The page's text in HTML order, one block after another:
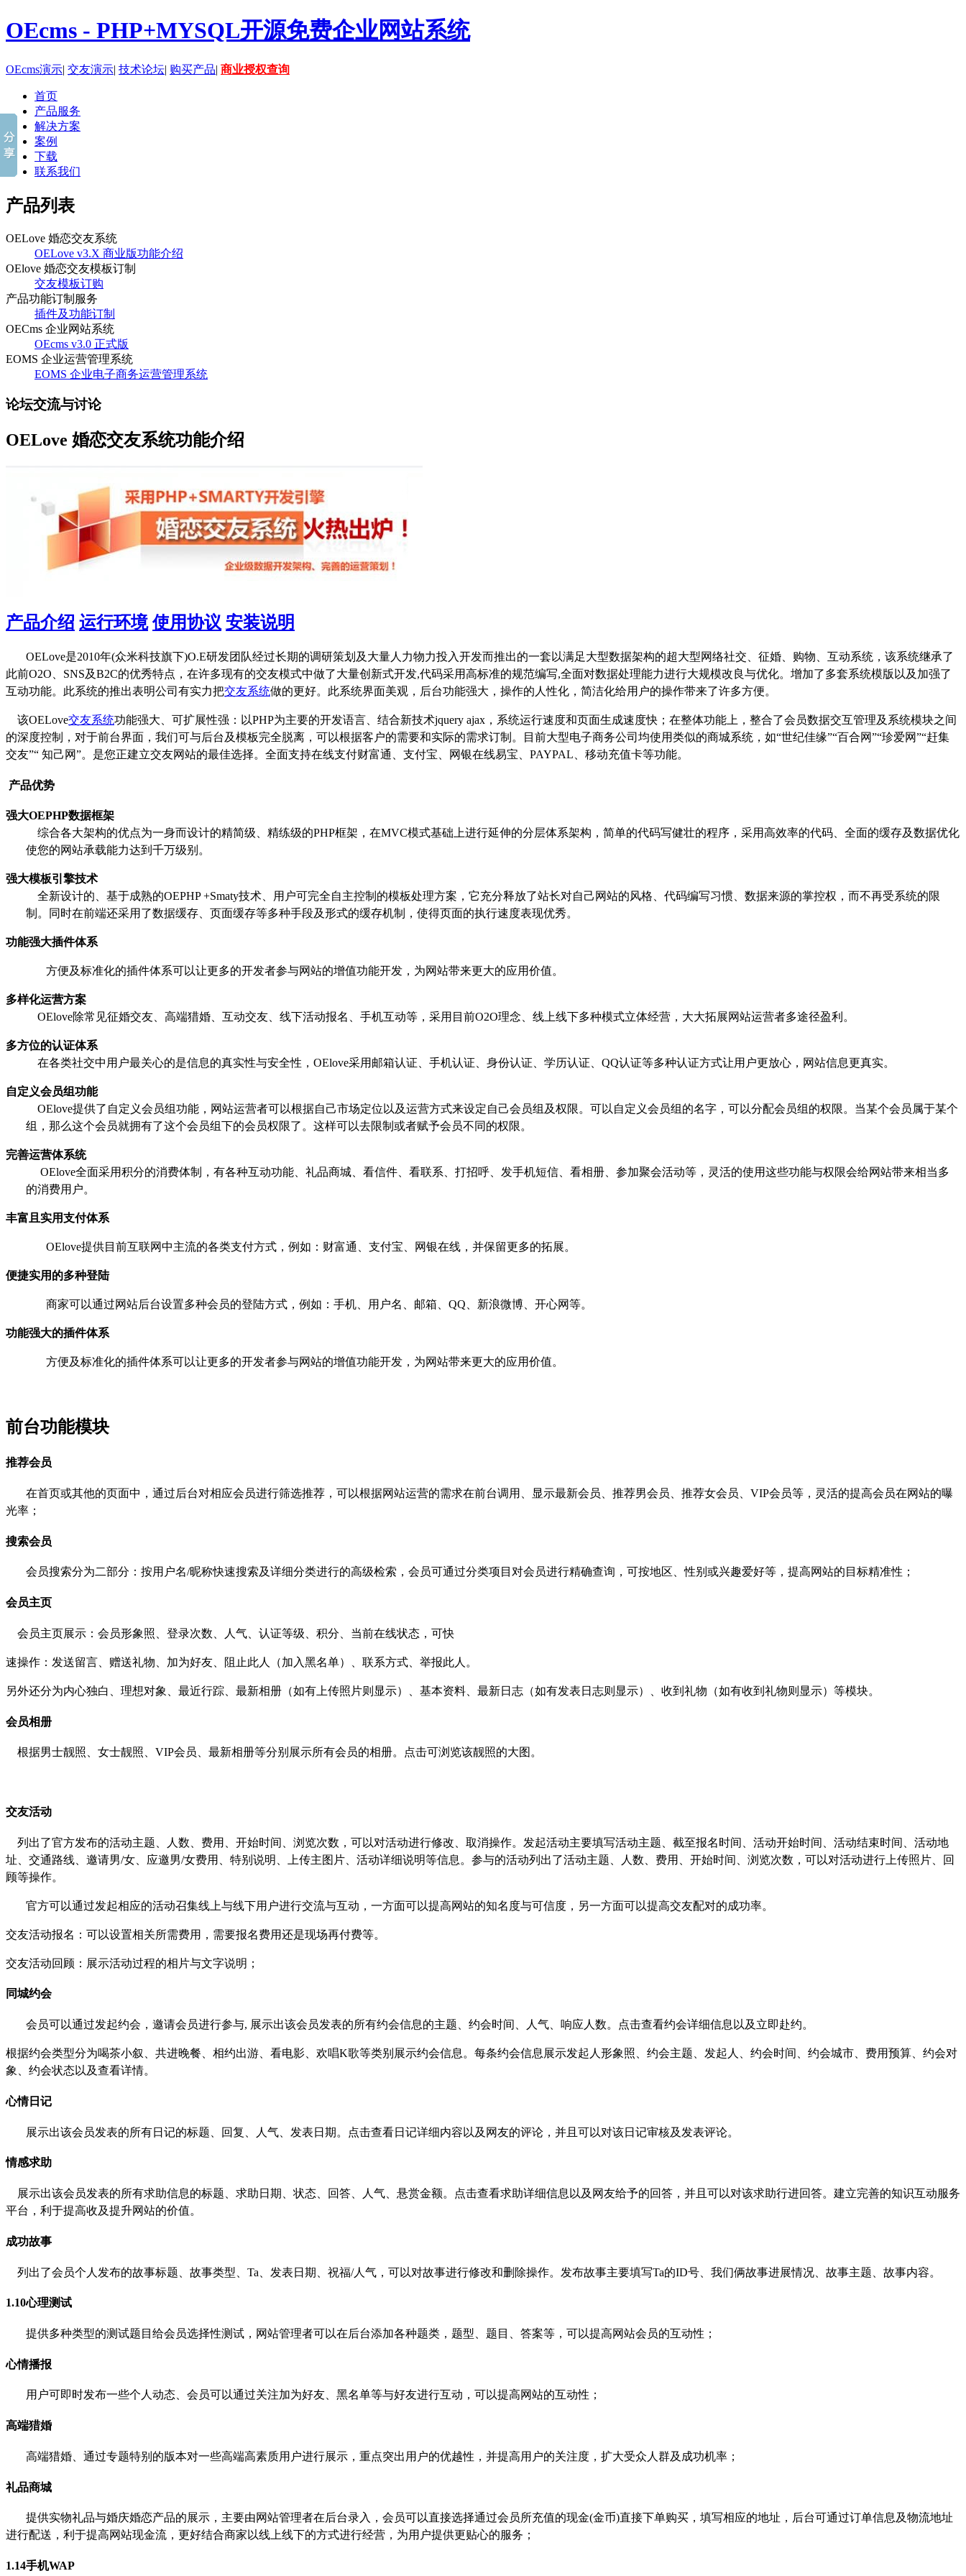
OEcms - PHP+MYSQL开源免费企业网站系统
OEcms演示| 交友演示| 技术论坛| 购买产品| 商业授权查询
首页
产品服务
解决方案
案例
下载
联系我们
产品列表
OELove 婚恋交友系统
OELove v3.X 商业版功能介绍
OElove 婚恋交友模板订制
交友模板订购
产品功能订制服务
插件及功能订制
OECms 企业网站系统
OEcms v3.0 正式版
EOMS 企业运营管理系统
EOMS 企业电子商务运营管理系统
论坛交流与讨论
OELove 婚恋交友系统功能介绍
产品介绍 运行环境 使用协议 安装说明
OELove是2010年(众米科技旗下)O.E研发团队经过长期的调研策划及大量人力物力投入开发而推出的一套以满足大型数据架构的超大型网络社交、征婚、购物、互动系统，该系统继承了
此前O2O SNS及B2C的优秀特点，在许多现有的交友模式中做了大量创新式开发,代码采用高标准的规范编写,全面对数据处理能力进行大规模改良与优化。增加了多套系统模版以及加强了
互动功能。此系统的推出表明公司有实力把交友系统做的更好。此系统界面美观，后台功能强大，操作的人性化，简洁化给用户的操作带来了许多方便。
该OELove交友系统功能强大、可扩展性强：以PHP为主要的开发语言、结合新技术jquery ajax ，系统运行速度和页面生成速度快；在整体功能上，整合了会员数据交互管理及系统模块之间
的深度控制，对于前台界面，我们可与后台及模板完全脱离，可以根据客户的需要和实际的需求订制。目前大型电子商务公司均使用类似的商城系统，如“世纪佳缘”“百合网”“珍爱网”“赶集
交友”“ 知己网”。是您正建立交友网站的最佳选择。全面支持在线支付财富通、支付宝、网银在线易宝、 PAYPAL 、移动充值卡等功能。
产品优势
强大OEPHP数据框架
综合各大架构的优点为一身而设计的精简级、精练级的PHP框架，在MVC模式基础上进行延伸的分层体系架构，简单的代码写健壮的程序，采用高效率的代码、全面的缓存及数据优化
使您的网站承载能力达到千万级别。
强大模板引擎技术
全新设计的、基于成熟的OEPHP +Smaty技术、用户可完全自主控制的模板处理方案，它充分释放了站长对自己网站的风格、代码编写习惯、数据来源的掌控权，而不再受系统的限
制。同时在前端还采用了数据缓存、页面缓存等多种手段及形式的缓存机制，使得页面的执行速度表现优秀。
功能强大插件体系
方便及标准化的插件体系可以让更多的开发者参与网站的增值功能开发，为网站带来更大的应用价值。
多样化运营方案
OElove除常见征婚交友、高端猎婚、互动交友、线下活动报名、手机互动等，采用目前O2O理念、线上线下多种模式立体经营，大大拓展网站运营者多途径盈利。
多方位的认证体系
在各类社交中用户最关心的是信息的真实性与安全性， OElove采用邮箱认证、手机认证、身份认证、学历认证、 QQ认证等多种认证方式让用户更放心，网站信息更真实。
自定义会员组功能
OElove提供了自定义会员组功能，网站运营者可以根据自己市场定位以及运营方式来设定自己会员组及权限。可以自定义会员组的名字，可以分配会员组的权限。当某个会员属于某个
组，那么这个会员就拥有了这个会员组下的会员权限了。这样可以去限制或者赋予会员不同的权限。
完善运营体系统
OElove全面采用积分的消费体制，有各种互动功能、礼品商城、看信件、看联系、打招呼、发手机短信、看相册、参加聚会活动等，灵活的使用这些功能与权限会给网站带来相当多
的消费用户。
丰富且实用支付体系
OElove提供目前互联网中主流的各类支付方式，例如：财富通、支付宝、网银在线，并保留更多的拓展。
便捷实用的多种登陆
商家可以通过网站后台设置多种会员的登陆方式，例如：手机、用户名、邮箱、 QQ、新浪微博、开心网等。
功能强大的插件体系
方便及标准化的插件体系可以让更多的开发者参与网站的增值功能开发，为网站带来更大的应用价值。
前台功能模块
推荐会员
在首页或其他的页面中，通过后台对相应会员进行筛选推荐，可以根据网站运营的需求在前台调用、显示最新会员、推荐男会员、推荐女会员、 VIP会员等，灵活的提高会员在网站的曝
光率；
搜索会员
会员搜索分为二部分：按用户名/昵称快速搜索及详细分类进行的高级检索，会员可通过分类项目对会员进行精确查询，可按地区、性别或兴趣爱好等，提高网站的目标精准性；
会员主页
会员主页展示：会员形象照、登录次数、人气、认证等级、积分、当前在线状态，可快
速操作：发送留言、赠送礼物、加为好友、阻止此人（加入黑名单）、联系方式、举报此人。
另外还分为内心独白、理想对象、最近行踪、最新相册（如有上传照片则显示）、基本资料、最新日志（如有发表日志则显示）、收到礼物（如有收到礼物则显示）等模块。
会员相册
根据男士靓照、女士靓照、 VIP会员、最新相册等分别展示所有会员的相册。点击可浏览该靓照的大图。
交友活动
列出了官方发布的活动主题、人数、费用、开始时间、浏览次数，可以对活动进行修改、取消操作。发起活动主要填写活动主题、截至报名时间、活动开始时间、活动结束时间、活动地
址、交通路线、邀请男/女、应邀男/女费用、特别说明、上传主图片、活动详细说明等信息。参与的活动列出了活动主题、人数、费用、开始时间、浏览次数，可以对活动进行上传照片、回
顾等操作。
官方可以通过发起相应的活动召集线上与线下用户进行交流与互动，一方面可以提高网站的知名度与可信度，另一方面可以提高交友配对的成功率。
交友活动报名：可以设置相关所需费用，需要报名费用还是现场再付费等。
交友活动回顾：展示活动过程的相片与文字说明；
同城约会
会员可以通过发起约会，邀请会员进行参与, 展示出该会员发表的所有约会信息的主题、约会时间、人气、响应人数。点击查看约会详细信息以及立即赴约。
根据约会类型分为喝茶小叙、共进晚餐、相约出游、看电影、欢唱K歌等类别展示约会信息。每条约会信息展示发起人形象照、约会主题、发起人、约会时间、约会城市、费用预算、约会对
象、约会状态以及查看详情。
心情日记
展示出该会员发表的所有日记的标题、回复、人气、发表日期。点击查看日记详细内容以及网友的评论，并且可以对该日记审核及发表评论。
情感求助
展示出该会员发表的所有求助信息的标题、求助日期、状态、回答、人气、悬赏金额。点击查看求助详细信息以及网友给予的回答，并且可以对该求助行进回答。建立完善的知识互动服务
平台，利于提高收及提升网站的价值。
成功故事
列出了会员个人发布的故事标题、故事类型、 Ta 、发表日期、祝福/人气，可以对故事进行修改和删除操作。发布故事主要填写Ta的ID号、我们俩故事进展情况、故事主题、故事内容。
1.10心理测试
提供多种类型的测试题目给会员选择性测试，网站管理者可以在后台添加各种题类，题型、题目、答案等，可以提高网站会员的互动性；
心情播报
用户可即时发布一些个人动态、会员可以通过关注加为好友、黑名单等与好友进行互动，可以提高网站的互动性；
高端猎婚
高端猎婚、通过专题特别的版本对一些高端高素质用户进行展示，重点突出用户的优越性，并提高用户的关注度，扩大受众人群及成功机率；
礼品商城
提供实物礼品与婚庆婚恋产品的展示，主要由网站管理者在后台录入，会员可以直接选择通过会员所充值的现金(金币)直接下单购买，填写相应的地址，后台可通过订单信息及物流地址
进行配送，利于提高网站现金流，更好结合商家以线上线下的方式进行经营，为用户提供更贴心的服务；
1.14手机WAP